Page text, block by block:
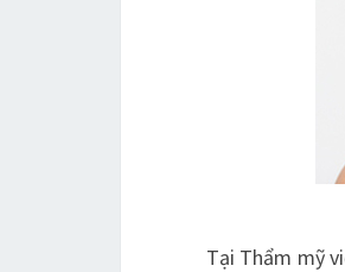
Tại Thẩm mỹ